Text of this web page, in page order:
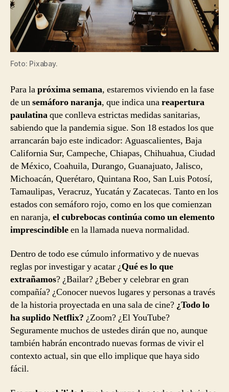
Foto: Pixabay.
Para lapróxima semana, estaremos viviendo en la fase
de unsemáforo naranja, que indica unareapertura
paulatinaque conlleva estrictas medidas sanitarias,
sabiendo que la pandemia sigue. Son 18 estados los que
arrancarán bajo este indicador: Aguascalientes, Baja
California Sur, Campeche, Chiapas, Chihuahua, Ciudad
de México, Coahuila, Durango, Guanajuato, Jalisco,
Michoacán, Querétaro, Quintana Roo, San Luis Potosí,
Tamaulipas, Veracruz, Yucatán y Zacatecas. Tanto en los
estados con semáforo rojo, como en los que comienzan
en naranja, el cubrebocas continúa como un elemento
imprescindibleen la llamada nueva normalidad.
Dentro de todo ese cúmulo informativo y de nuevas
reglas por investigar y acatar ¿Qué es lo que
extrañamos? ¿Bailar? ¿Beber y celebrar en gran
compañía? ¿Conocer nuevos lugares y personas a través
de la historia proyectada en una sala de cine? ¿Todo lo
ha suplido Netflix? ¿Zoom? ¿El YouTube?
Seguramente muchos de ustedes dirán que no, aunque
también habrán encontrado nuevas formas de vivir el
contexto actual, sin que ello implique que haya sido
fácil.